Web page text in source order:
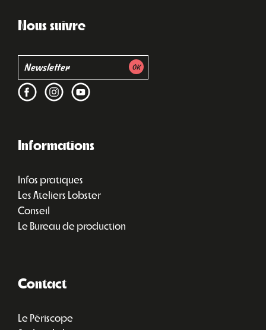
Nous suivre
Informations
Infos pratiques
Les Ateliers Lobster
Conseil
Le Bureau de production
Contact
Le Périscope